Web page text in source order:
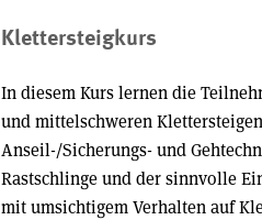
Klettersteigkurs
In diesem Kurs lernen die
und mittelschweren
Anseil-/Sicherungs- und
Rastschlinge und der sinnvolle
mit umsichtigem Verhalten auf